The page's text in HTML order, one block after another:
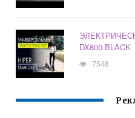
DX800 BLACK
7548